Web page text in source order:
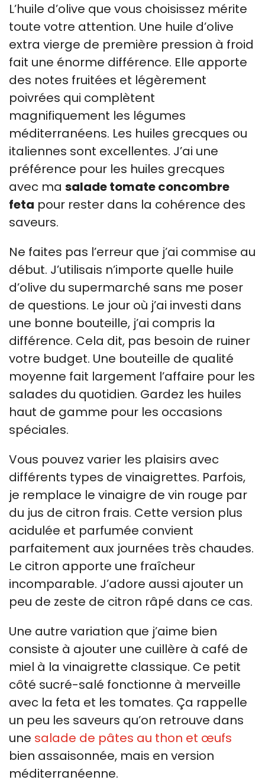
L’huile d’olive que vous choisissez mérite
toute votre attention. Une huile d’olive
extra vierge de première pression à froid
fait une énorme différence. Elle apporte
des notes fruitées et légèrement
poivrées qui complètent
magnifiquement les légumes
méditerranéens. Les huiles grecques ou
italiennes sont excellentes. J’ai une
préférence pour les huiles grecques
avec ma salade tomate concombre
feta pour rester dans la cohérence des
saveurs.
Ne faites pas l’erreur que j’ai commise au
début. J’utilisais n’importe quelle huile
d’olive du supermarché sans me poser
de questions. Le jour où j’ai investi dans
une bonne bouteille, j’ai compris la
différence. Cela dit, pas besoin de ruiner
votre budget. Une bouteille de qualité
moyenne fait largement l’affaire pour les
salades du quotidien. Gardez les huiles
haut de gamme pour les occasions
spéciales.
Vous pouvez varier les plaisirs avec
différents types de vinaigrettes. Parfois,
je remplace le vinaigre de vin rouge par
du jus de citron frais. Cette version plus
acidulée et parfumée convient
parfaitement aux journées très chaudes.
Le citron apporte une fraîcheur
incomparable. J’adore aussi ajouter un
peu de zeste de citron râpé dans ce cas.
Une autre variation que j’aime bien
consiste à ajouter une cuillère à café de
miel à la vinaigrette classique. Ce petit
côté sucré-salé fonctionne à merveille
avec la feta et les tomates. Ça rappelle
un peu les saveurs qu’on retrouve dans
une salade de pâtes au thon et œufs
bien assaisonnée, mais en version
méditerranéenne.